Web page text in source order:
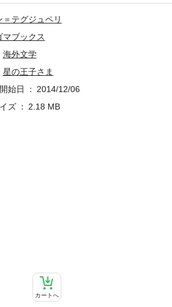
カートへ
＝テグジュペリ
マブックス
海外文学
星の王子さま
始日
2014/12/06
ズ
2.18 MB